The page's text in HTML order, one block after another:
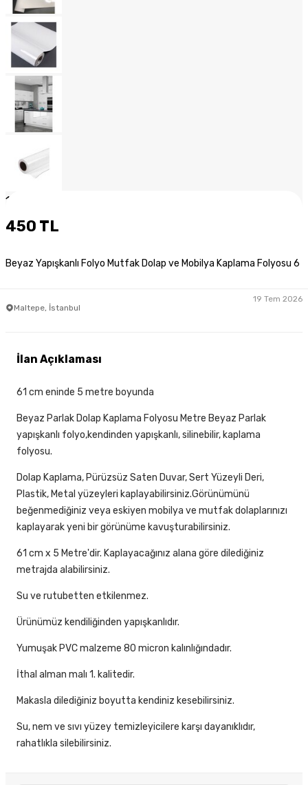
1
450 TL
Beyaz Yapışkanlı Folyo Mutfak Dolap ve Mobilya Kaplama Folyosu 6
Maltepe, İstanbul
19 Tem 2026
İlan Açıklaması
61 cm eninde 5 metre boyunda
Beyaz Parlak Dolap Kaplama Folyosu Metre Beyaz Parlak
yapışkanlı folyo,kendinden yapışkanlı, silinebilir, kaplama
folyosu.
Dolap Kaplama, Pürüzsüz Saten Duvar, Sert Yüzeyli Deri,
Plastik, Metal yüzeyleri kaplayabilirsiniz.Görünümünü
beğenmediğiniz veya eskiyen mobilya ve mutfak dolaplarınızı
kaplayarak yeni bir görünüme kavuşturabilirsiniz.
61 cm x 5 Metre'dir. Kaplayacağınız alana göre dilediğiniz
metrajda alabilirsiniz.
Su ve rutubetten etkilenmez.
Ürünümüz kendiliğinden yapışkanlıdır.
Yumuşak PVC malzeme 80 micron kalınlığındadır.
İthal alman malı 1. kalitedir.
Makasla dilediğiniz boyutta kendiniz kesebilirsiniz.
Su, nem ve sıvı yüzey temizleyicilere karşı dayanıklıdır,
rahatlıkla silebilirsiniz.